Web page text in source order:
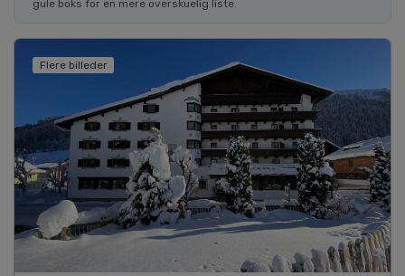
gule boks for en mere overskuelig liste.
Flere billeder